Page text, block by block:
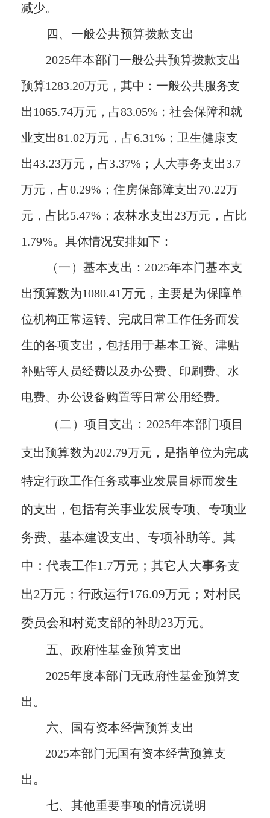
减少。
四、 一般公共预算拨款支出
2025年本部门一般公共预算拨款支出
预算1283.20万元，其中 ： 一般公共服务支
出1065.74万元， 占83.05%；社会保障和就
业支出81.02万元 ，占6.31%； 卫生健康支
出43.23万元 ，占3.37%； 人大事务支出3.7
万元 ，占0.29%；住房保部障支出70.22万
元 ，占比5.47%；农林水支出23万元，占比
1.79%。 具体情况安排如下：
（一）基本支出 ： 2025年本门基本支
出预算数为1080.41万元，主要是为保障单
位机构正常运转、完成日常工作任务而发
生的各项支出，包括用于基本工资、津贴
补贴等人员经费以及办公费、印刷费、水
电费、办公设备购置等日常公用经费。
（二）项目支出： 2025年本部门项目
支出预算数为202.79万元， 是指单位为完成
特定行政工作任务或事业发展目标而发生
的支出 ， 包括有关事业发展专项、专项业
务费、基本建设支出、专项补助等。 其
中： 代表工作1.7万元；其它人大事务支
出2万元；行政运行176.09万元；对村民
委员会和村党支部的补助23万元。
五、 政府性基金预算支出
2025年度本部门无政府性基金预算支
出。
六、国有资本经营预算支出
2025本部门无国有资本经营预算支
出。
七、 其他重要事项的情况说明